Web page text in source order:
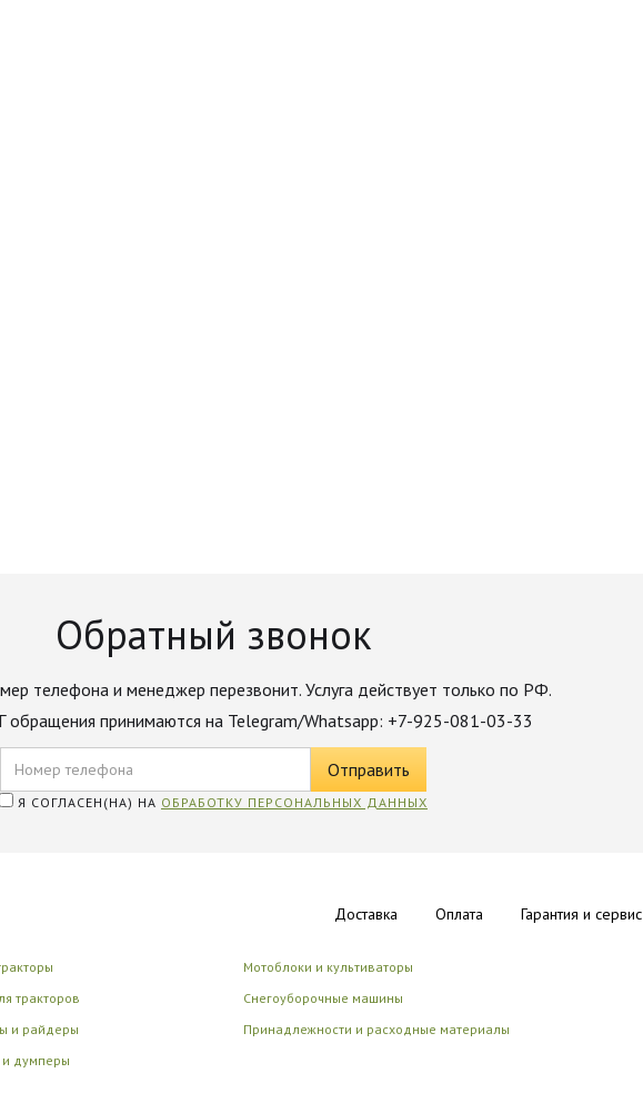
Обратный звонок
телефона и менеджер перезвонит. Услуга действует только по РФ.
обращения принимаются на Telegram/Whatsapp: +7-925-081-03-33
Я СОГЛАСЕН(НА) НА ОБРАБОТКУ ПЕРСОНАЛЬНЫХ ДАННЫХ
Доставка Оплата Гарантия и сервис
тракторов
и райдеры
и думперы
Мотоблоки и культиваторы
Снегоуборочные машины
Принадлежности и расходные материалы